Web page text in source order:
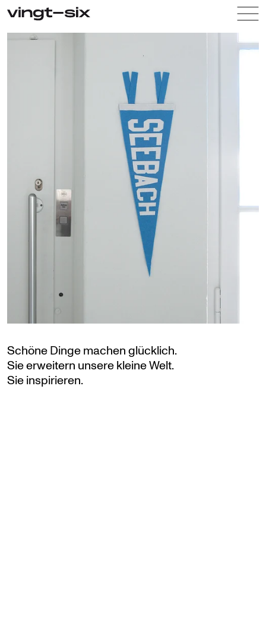
Schöne Dinge machen glücklich.
Sie erweitern unsere kleine Welt.
Sie inspirieren.